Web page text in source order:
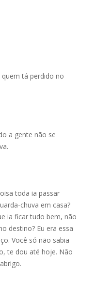
quem tá perdido no
a gente não se
toda ia passar
chuva em casa?
ia ficar tudo bem, não
destino? Eu era essa
Você só não sabia
te dou até hoje. Não